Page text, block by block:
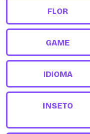
FLOR
GAME
IDIOMA
INSETO